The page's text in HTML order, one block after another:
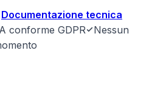
Documentazione tecnica
conforme GDPR
Nessun